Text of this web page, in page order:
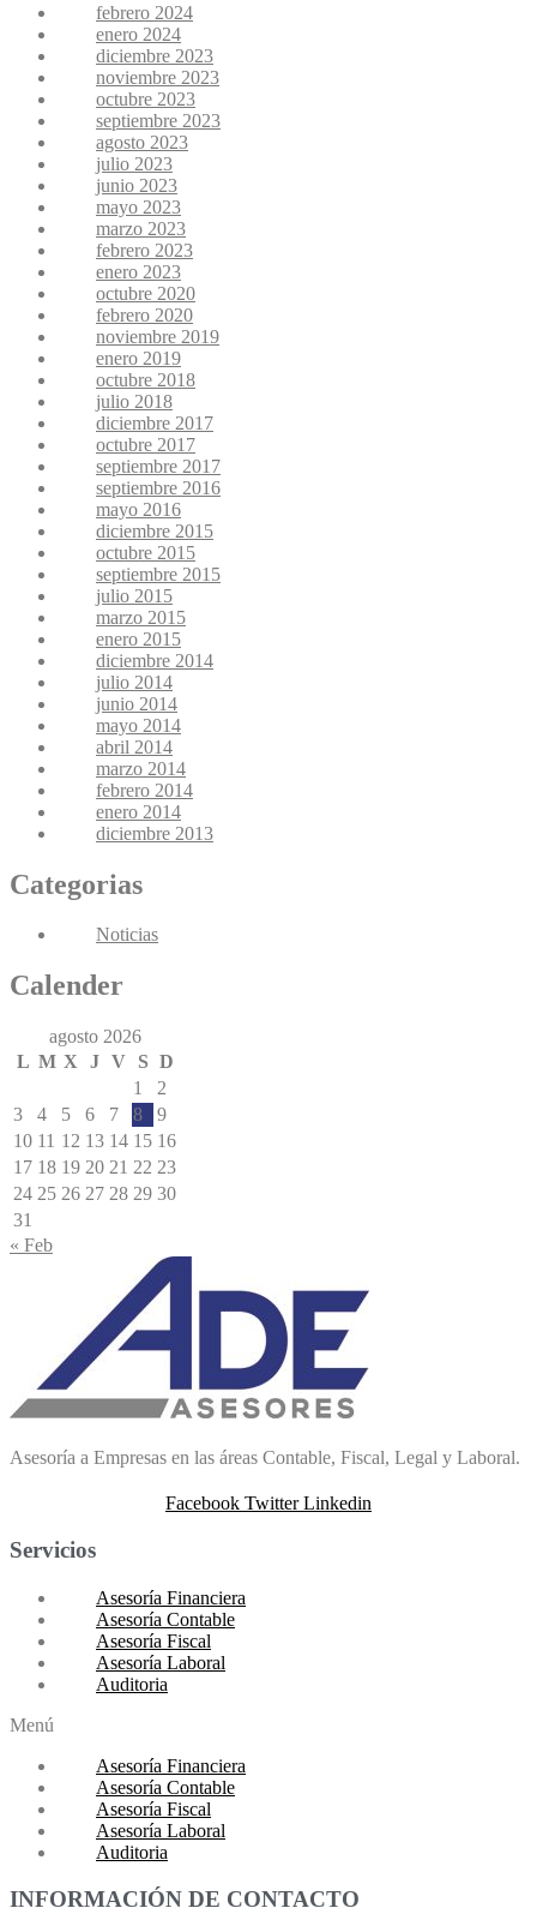
febrero 2024
enero 2024
diciembre 2023
noviembre 2023
octubre 2023
septiembre 2023
agosto 2023
julio 2023
junio 2023
mayo 2023
marzo 2023
febrero 2023
enero 2023
octubre 2020
febrero 2020
noviembre 2019
enero 2019
octubre 2018
julio 2018
diciembre 2017
octubre 2017
septiembre 2017
septiembre 2016
mayo 2016
diciembre 2015
octubre 2015
septiembre 2015
julio 2015
marzo 2015
enero 2015
diciembre 2014
julio 2014
junio 2014
mayo 2014
abril 2014
marzo 2014
febrero 2014
enero 2014
diciembre 2013
Categorias
Noticias
Calender
agosto 2026
L M X J V S D
1
2
3
4 5 6 7 8
9
10 11 12 13 14 15 16
17 18 19 20 21 22 23
24 25 26 27 28 29 30
31
« Feb
Asesoría a Empresas en las áreas Contable, Fiscal, Legal y Laboral.
Facebook Twitter Linkedin
Servicios
Asesoría Financiera
Asesoría Contable
Asesoría Fiscal
Asesoría Laboral
Auditoria
Menú
Asesoría Financiera
Asesoría Contable
Asesoría Fiscal
Asesoría Laboral
Auditoria
INFORMACIÓN DE CONTACTO